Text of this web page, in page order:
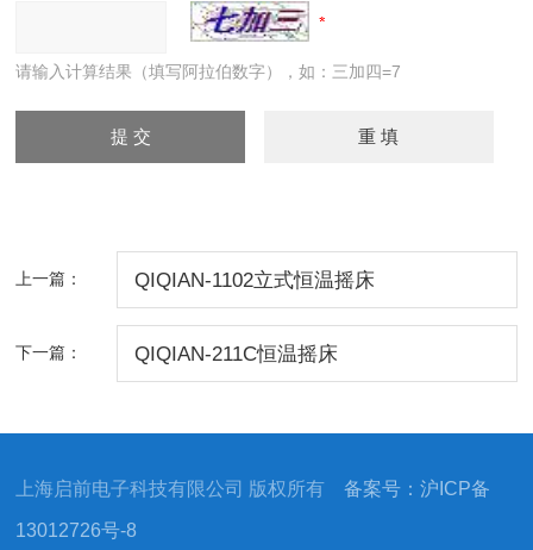
请输入计算结果（填写阿拉伯数字），如：三加四=7
上一篇： QIQIAN-1102立式恒温摇床
下一篇： QIQIAN-211C恒温摇床
上海启前电子科技有限公司 版权所有备案号：沪ICP备
13012726号-8